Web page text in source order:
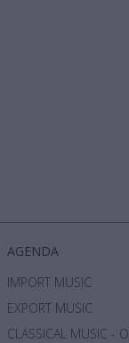
AGENDA
IMPORT MUSIC
EXPORT MUSIC
CLASSICAL MUSIC -